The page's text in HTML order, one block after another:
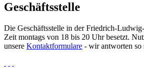
Geschäftsstelle
Die Geschäftsstelle in der Friedrich-
Zeit montags von 18 bis 20 Uhr besetzt.
unsere Kontaktformulare - wir antworten so